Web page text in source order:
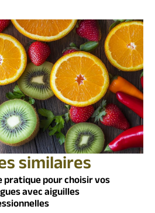
similaires
pratique pour choisir vos
avec aiguilles